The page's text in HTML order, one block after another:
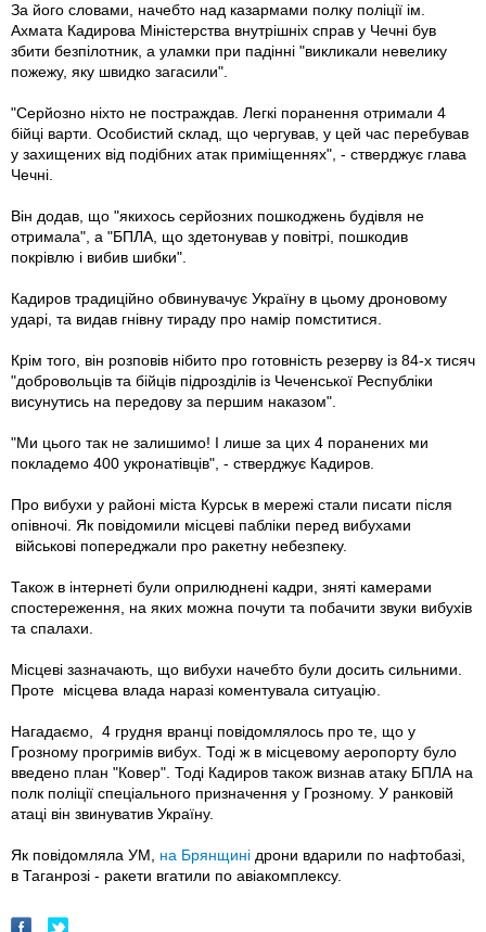
За його словами, начебто над казармами полку поліції ім.
Ахмата Кадирова Міністерства внутрішніх справ у Чечні був
збити безпілотник, а уламки при падінні "викликали невелику
пожежу, яку швидко загасили".
"Серйозно ніхто не постраждав. Легкі поранення отримали 4
бійці варти. Особистий склад, що чергував, у цей час перебував
у захищених від подібних атак приміщеннях", - стверджує глава
Чечні.
Він додав, що "якихось серйозних пошкоджень будівля не
отримала", а "БПЛА, що здетонував у повітрі, пошкодив
покрівлю і вибив шибки".
Кадиров традиційно обвинувачує Україну в цьому дроновому
ударі, та видав гнівну тираду про намір помститися.
Крім того, він розповів нібито про готовність резерву із 84-х тисяч
"добровольців та бійців підрозділів із Чеченської Республіки
висунутись на передову за першим наказом".
"Ми цього так не залишимо! І лише за цих 4 поранених ми
покладемо 400 укронатівців", - стверджує Кадиров.
Про вибухи у районі міста Курськ в мережі стали писати після
опівночі. Як повідомили місцеві пабліки перед вибухами
військові попереджали про ракетну небезпеку.
Також в інтернеті були оприлюднені кадри, зняті камерами
спостереження, на яких можна почути та побачити звуки вибухів
та спалахи.
Місцеві зазначають, що вибухи начебто були досить сильними.
Проте місцева влада наразі коментувала ситуацію.
Нагадаємо, 4 грудня вранці повідомлялось про те, що у
Грозному прогримів вибух. Тоді ж в місцевому аеропорту було
введено план "Ковер". Тоді Кадиров також визнав атаку БПЛА на
полк поліції спеціального призначення у Грозному. У ранковій
атаці він звинуватив Україну.
Як повідомляла УМ, на Брянщині дрони вдарили по нафтобазі,
в Таганрозі - ракети вгатили по авіакомплексу.